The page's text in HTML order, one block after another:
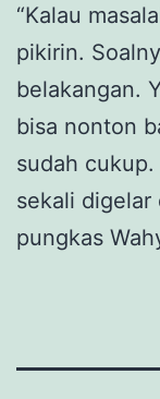
“Kalau
pikirin.
belakangan.
bisa nonton
sudah
sekali digelar
pungkas